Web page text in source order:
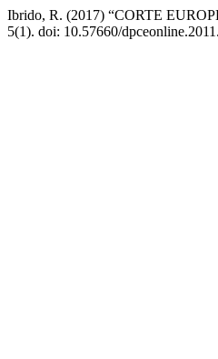
Ibrido, R. (2017) “CORTE
5(1). doi: 10.57660/